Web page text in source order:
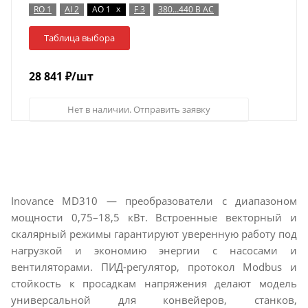
RO 1
AI 2 AO 1 x F 3 380…440 В AC
Таблица выбора
28 841 ₽/шт
Нет в наличии. Отправить заявку
Inovance MD310 — преобразователи с диапазоном
мощности 0,75–18,5 кВт. Встроенные векторный и
скалярный режимы гарантируют уверенную работу под
нагрузкой и экономию энергии с насосами и
вентиляторами. ПИД-регулятор, протокол Modbus и
стойкость к просадкам напряжения делают модель
универсальной для конвейеров, станков,